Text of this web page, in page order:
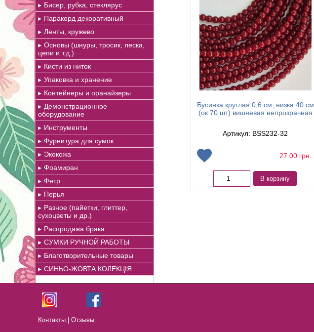
Бисер, рубка, стеклярус
Паракорд декоративный
Ленты, кружево
Основы (шнуры, тросик, леска,
цепи и т.д.)
Кисти из ниток
Упаковка и хранение
Контейнеры и оранайзеры
Демонстрационное
оборудование
Инструменты
Фурнитура для сумок
Экокожа
Фоамиран
Фетр
Перья
Разное (пайетки, глиттер,
сухоцветы и др.)
Распродажа брака
СУМКИ РУЧНОЙ РАБОТЫ
Благотворительные товары
СИНЬО-ЖОВТА КОЛЕКЦІЯ
Бусинка круглая 0,6 см, низка 40 см
(ок.70 шт) вишневая непрозрачная
Артикул: BSS232-32
27.00 грн.
В корзину
Контакты Отзывы